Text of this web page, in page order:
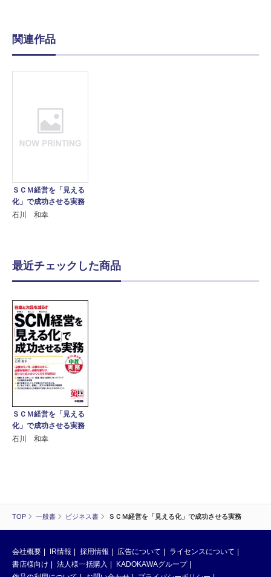
TOP 一般書 ビジネス書 ＳＣＭ経営を「見える化」で成功させる実務
関連作品
ＳＣＭ経営を「見える
化」で成功させる実務
石川 和幸
最近チェックした商品
ＳＣＭ経営を「見える
化」で成功させる実務
石川 和幸
会社概要 IR情報 採用情報 広告について
ライセンスについて
書店様向け
法人様一括購入
KADOKAWAグループ